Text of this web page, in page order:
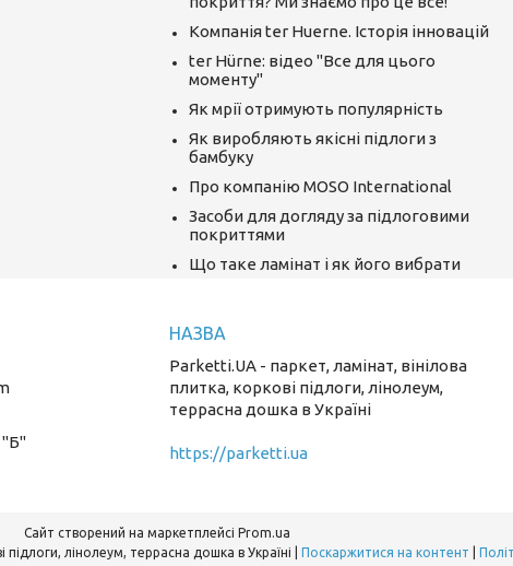
Компанія ter Huerne. Історія інновацій
ter Hürne: відео "Все для цього
моменту"
Як мрії отримують популярність
Як виробляють якісні підлоги з
бамбуку
Про компанію MOSO International
Засоби для догляду за підлоговими
покриттями
Що таке ламінат і як його вибрати
"Б"
Parketti.UA - паркет, ламінат, вінілова
плитка, коркові підлоги, лінолеум,
террасна дошка в Україні
https://parketti.ua
Сайт створений на маркетплейсі Prom.ua
Поскаржитися на контент